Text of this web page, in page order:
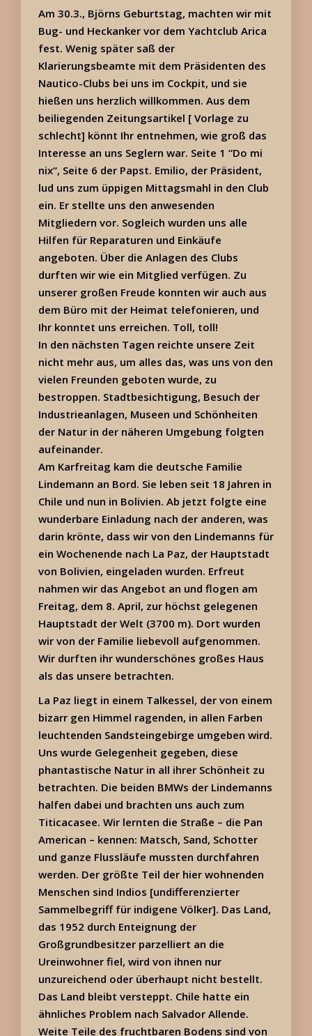
Am 30.3., Björns Geburtstag, machten wir mit
Bug- und Heckanker vor dem Yachtclub Arica
fest. Wenig später saß der
Klarierungsbeamte mit dem Präsidenten des
Nautico-Clubs bei uns im Cockpit, und sie
hießen uns herzlich willkommen. Aus dem
beiliegenden Zeitungsartikel [ Vorlage zu
schlecht] könnt Ihr entnehmen, wie groß das
Interesse an uns Seglern war. Seite 1 “Do mi
nix“, Seite 6 der Papst. Emilio, der Präsident,
lud uns zum üppigen Mittagsmahl in den Club
ein. Er stellte uns den anwesenden
Mitgliedern vor. Sogleich wurden uns alle
Hilfen für Reparaturen und Einkäufe
angeboten. Über die Anlagen des Clubs
durften wir wie ein Mitglied verfügen. Zu
unserer großen Freude konnten wir auch aus
dem Büro mit der Heimat telefonieren, und
Ihr konntet uns erreichen. Toll, toll!
In den nächsten Tagen reichte unsere Zeit
nicht mehr aus, um alles das, was uns von den
vielen Freunden geboten wurde, zu
bestroppen. Stadtbesichtigung, Besuch der
Industrieanlagen, Museen und Schönheiten
der Natur in der näheren Umgebung folgten
aufeinander.
Am Karfreitag kam die deutsche Familie
Lindemann an Bord. Sie leben seit 18 Jahren in
Chile und nun in Bolivien. Ab jetzt folgte eine
wunderbare Einladung nach der anderen, was
darin krönte, dass wir von den Lindemanns für
ein Wochenende nach La Paz, der Hauptstadt
von Bolivien, eingeladen wurden. Erfreut
nahmen wir das Angebot an und flogen am
Freitag, dem 8. April, zur höchst gelegenen
Hauptstadt der Welt (3700 m). Dort wurden
wir von der Familie liebevoll aufgenommen.
Wir durften ihr wunderschönes großes Haus
als das unsere betrachten.
La Paz liegt in einem Talkessel, der von einem
bizarr gen Himmel ragenden, in allen Farben
leuchtenden Sandsteingebirge umgeben wird.
Uns wurde Gelegenheit gegeben, diese
phantastische Natur in all ihrer Schönheit zu
betrachten. Die beiden BMWs der Lindemanns
halfen dabei und brachten uns auch zum
Titicacasee. Wir lernten die Straße – die Pan
American – kennen: Matsch, Sand, Schotter
und ganze Flussläufe mussten durchfahren
werden. Der größte Teil der hier wohnenden
Menschen sind Indios [undifferenzierter
Sammelbegriff für indigene Völker]. Das Land,
das 1952 durch Enteignung der
Großgrundbesitzer parzelliert an die
Ureinwohner fiel, wird von ihnen nur
unzureichend oder überhaupt nicht bestellt.
Das Land bleibt versteppt. Chile hatte ein
ähnliches Problem nach Salvador Allende.
Weite Teile des fruchtbaren Bodens sind von